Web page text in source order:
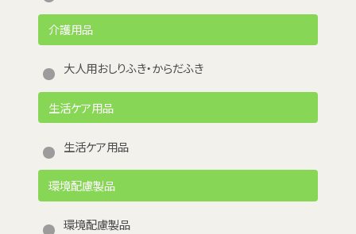
介護用品
大人用おしりふき・からだふき
生活ケア用品
生活ケア用品
環境配慮製品
環境配慮製品